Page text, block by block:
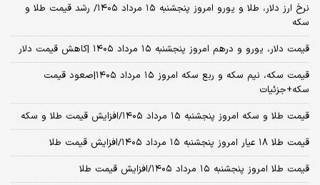
نرخ ارز دلار، طلا و یورو امروز پنجشنبه ۱۵ مرداد ۱۴۰۵/ رشد قیمت طلا و
سکه
قیمت دلار، یورو و درهم امروز پنجشنبه ۱۵ مرداد ۱۴۰۵ |کاهش قیمت دلار
قیمت سکه، نیم سکه و ربع سکه امروز ۱۵ مرداد ۱۴۰۵|صعود قیمت
سکه+جزئیات
قیمت طلا و سکه امروز پنجشنبه ۱۵ مرداد ۱۴۰۵/افزایش قیمت طلا و سکه
قیمت طلا ۱۸ عیار امروز پنجشنبه ۱۵ مرداد ۱۴۰۵/افزایش قیمت طلا
قیمت طلا امروز پنجشنبه ۱۵ مرداد ۱۴۰۵/افزایش قیمت طلا